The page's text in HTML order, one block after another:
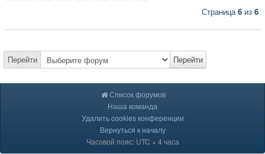
Страница6 из 6
Перейти Перейти
Список форумов
Наша команда
Удалить cookies конференции
Вернуться к началу
Часовой пояс: UTC + 4 часа